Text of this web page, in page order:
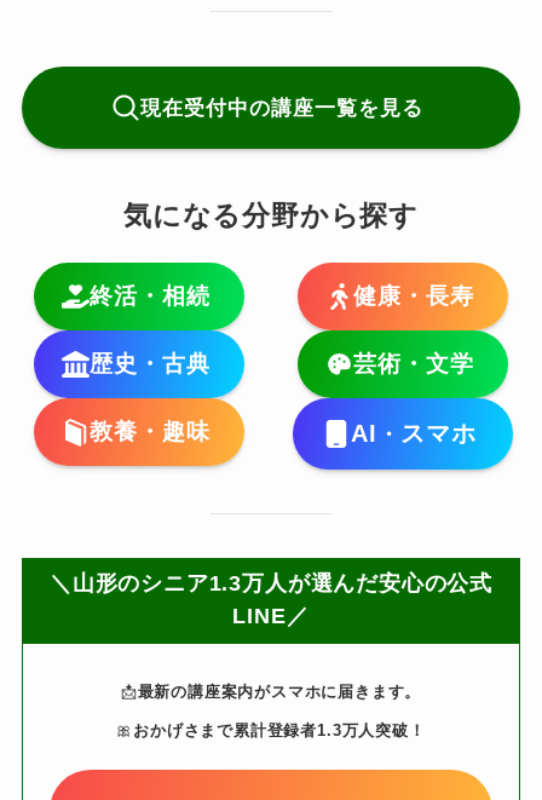
現在受付中の講座一覧を見る
気になる分野から探す
終活・相続 健康・長寿
歴史・古典 芸術・文学
教養・趣味 AI ・ スマホ
＼山形のシニア1.3万人が選んだ安心の公式
LINE／
📩最新の講座案内がスマホに届きます。
🎀 おかげさまで累計登録者1.3万人突破！